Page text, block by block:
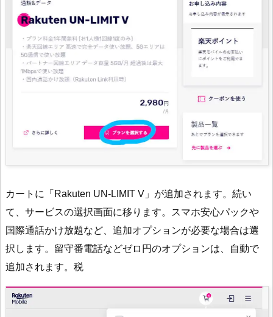
カートに「Rakuten UN-LIMIT V」が追加されます。続い
て、サービスの選択画面に移ります。スマホ安心パックや
国際通話かけ放題など、追加オプションが必要な場合は選
択します。留守番電話などゼロ円のオプションは、自動で
追加されます。税